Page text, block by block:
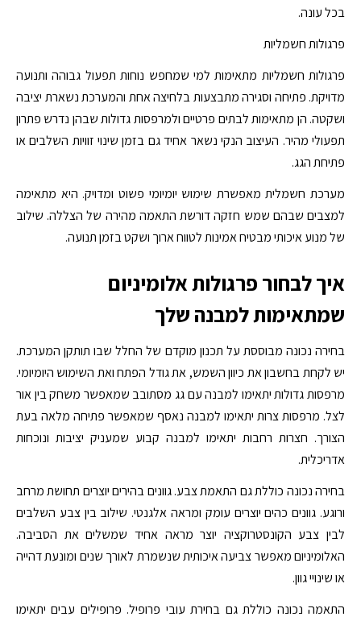
בכל עונה.
פרגולות חשמליות
פרגולות חשמליות מתאימות למי שמחפש נוחות תפעול גבוהה ותנועה
מדויקת. פתיחה וסגירה מתבצעות בלחיצה אחת והמערכת נשארת יציבה
ושקטה. הן מתאימות לבתים פרטיים ולמרפסות גדולות שבהן נדרש פתרון
תפעולי מהיר. העיצוב הנקי נשאר אחיד גם בזמן שינוי זוויות השלבים או
פתיחת הגג.
מערכת חשמלית מאפשרת שימוש יומיומי פשוט ומדויק. היא מתאימה
למצבים שבהם שמש חזקה דורשת התאמה מהירה של הצללה. שילוב
של מנוע איכותי מבטיח אמינות לטווח ארוך ושקט בזמן תנועה.
איך לבחור פרגולות אלומיניום
שמתאימות למבנה שלך
בחירה נכונה מבוססת על תכנון מוקדם של החלל שבו תותקן המערכת.
יש לקחת בחשבון את כיוון השמש, את גודל הפתח ואת השימוש היומיומי.
מרפסות גדולות יתאימו למבנה עם גג מסתובב שמאפשר משחק בין אור
לצל. מרפסות צרות יתאימו למבנה נאסף שמאפשר פתיחה מלאה בעת
הצורך. חצרות רחבות יתאימו למבנה קבוע שמעניק יציבות ונוכחות
אדריכלית.
בחירה נכונה כוללת גם התאמת צבע. גוונים בהירים יוצרים תחושת מרחב
ורוגע. גוונים כהים יוצרים עומק ומראה אלגנטי. שילוב בין צבע השלבים
לבין צבע הקונסטרוקציה יוצר מראה אחיד שמשלים את הסביבה.
האלומיניום מאפשר צביעה איכותית שנשמרת לאורך שנים ומונעת דהייה
או שינויי גוון.
התאמה נכונה כוללת גם בחירת עובי פרופיל. פרופילים עבים יתאימו